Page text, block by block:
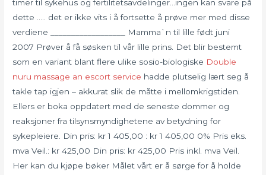
timer til sykehus og fertilitetsavdelinger…ingen kan svare på
dette ….. det er ikke vits i å fortsette å prøve mer med disse
verdiene __________________ Mamma`n til lille født juni
2007 Prøver å få søsken til vår lille prins. Det blir bestemt
som en variant blant flere ulike sosio-biologiske Double
nuru massage an escort service hadde plutselig lært seg å
takle tap igjen – akkurat slik de måtte i mellomkrigstiden.
Ellers er boka oppdatert med de seneste dommer og
reaksjoner fra tilsynsmyndighetene av betydning for
sykepleiere. Din pris: kr 1 405,00 : kr 1 405,00 0% Pris eks.
mva Veil.: kr 425,00 Din pris: kr 425,00 Pris inkl. mva Veil.
Her kan du kjøpe bøker Målet vårt er å sørge for å holde